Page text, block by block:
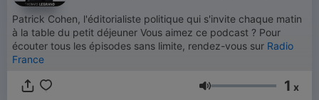
Patrick Cohen, l'éditorialiste politique qui s'invite chaque matin
à la table du petit déjeuner Vous aimez ce podcast ? Pour
écouter tous les épisodes sans limite, rendez-vous sur Radio
France
Volume 1 x